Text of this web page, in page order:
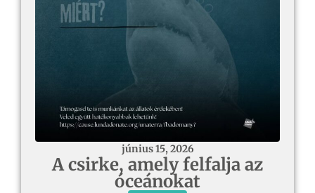
június 15, 2026
A csirke, amely felfalja az
óceánokat